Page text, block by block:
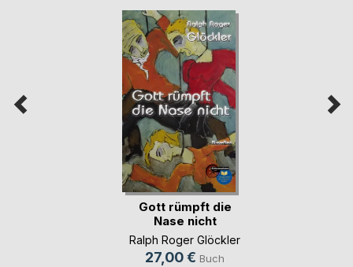
Gott rümpft die
Nase nicht
Ralph Roger Glöckler
27,00 € Buch